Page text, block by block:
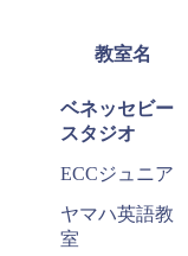
教室名
ベネッセビー
スタジオ
ECCジュニア
ヤマハ英語教
室